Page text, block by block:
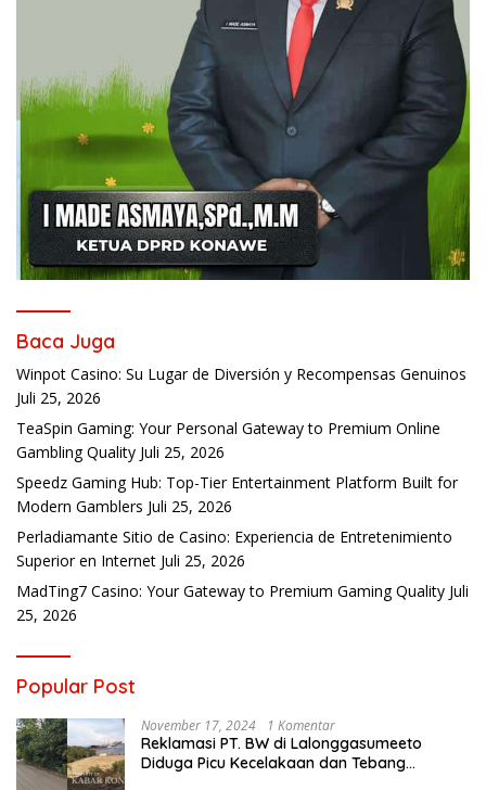
Baca Juga
Winpot Casino: Su Lugar de Diversión y Recompensas Genuinos
Juli 25, 2026
TeaSpin Gaming: Your Personal Gateway to Premium Online
Gambling Quality Juli 25, 2026
Speedz Gaming Hub: Top-Tier Entertainment Platform Built for
Modern Gamblers Juli 25, 2026
Perladiamante Sitio de Casino: Experiencia de Entretenimiento
Superior en Internet Juli 25, 2026
MadTing7 Casino: Your Gateway to Premium Gaming Quality Juli
25, 2026
Popular Post
November 17, 2024 1 Komentar
Reklamasi PT. BW di Lalonggasumeeto
Diduga Picu Kecelakaan dan Tebang